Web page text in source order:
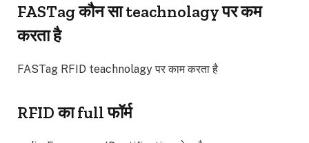
FASTag कौन सा teachnolagy पर कम
करता है
FASTag RFID teachnolagy पर काम करता है
RFID का full फॉर्म